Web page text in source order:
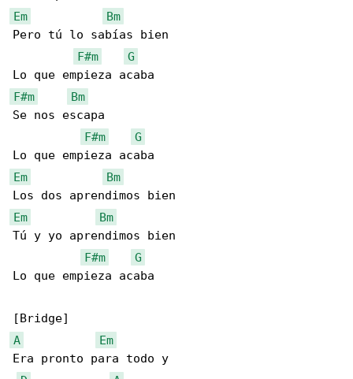
Em
Bm
Pero tú lo sabías bien
F#m
G
F#m
Bm
Se nos escapa
F#m
G
Em
Bm
Em
Bm
Tú y yo aprendimos bien
F#m
G
Lo que empieza acaba
A
Em
Era pronto para todo y